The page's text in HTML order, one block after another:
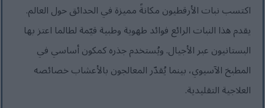
اكتسب نبات الأرقطيون مكانةً مميزة في الحدائق حول العالم.
يقدم هذا النبات الرائع فوائد طهوية وطبية قيّمة لطالما اعتز بها
البستانيون عبر الأجيال. ويُستخدم جذره كمكون أساسي في
المطبخ الآسيوي، بينما يُقدّر المعالجون بالأعشاب خصائصه
العلاجية التقليدية.